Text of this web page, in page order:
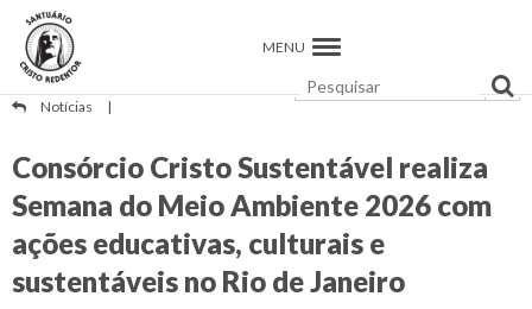
MENU
Notícias |
Consórcio Cristo Sustentável realiza
Semana do Meio Ambiente 2026 com
ações educativas, culturais e
sustentáveis no Rio de Janeiro